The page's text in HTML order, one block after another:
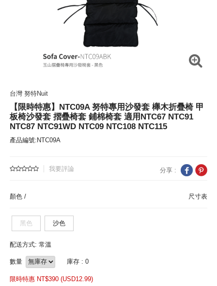
台灣 努特Nuit
【限時特惠】NTC09A 努特專用沙發套 櫸木折疊椅 甲
板椅沙發套 摺疊椅套 鋪棉椅套 適用NTC67 NTC91
NTC87 NTC91WD NTC09 NTC108 NTC115
產品編號:NTC09A
我要評論 分享 :
顏色 / 尺寸表
黑色 沙色
配送方式: 常溫
數量 庫存 : 0
限時特惠 NT$390 (USD12.99)